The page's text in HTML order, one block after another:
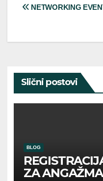
Post
NETWORKING
Slični postovi
BLOG
ZA